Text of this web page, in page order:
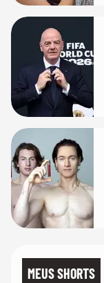
MEUS SHORTS